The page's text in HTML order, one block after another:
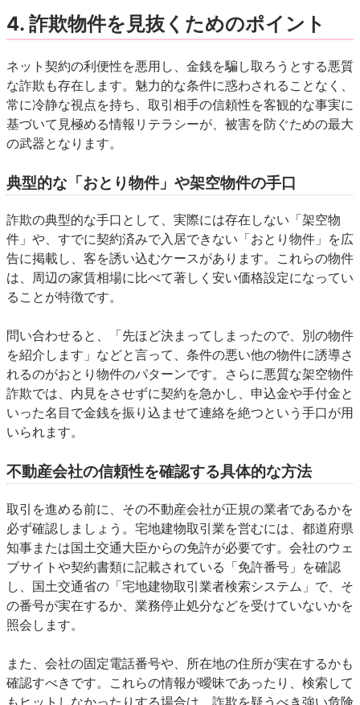
4. 詐欺物件を見抜くためのポイント
ネット契約の利便性を悪用し、金銭を騙し取ろうとする悪質
な詐欺も存在します。魅力的な条件に惑わされることなく、
常に冷静な視点を持ち、取引相手の信頼性を客観的な事実に
基づいて見極める情報リテラシーが、被害を防ぐための最大
の武器となります。
典型的な「おとり物件」や架空物件の手口
詐欺の典型的な手口として、実際には存在しない「架空物
件」や、すでに契約済みで入居できない「おとり物件」を広
告に掲載し、客を誘い込むケースがあります。これらの物件
は、周辺の家賃相場に比べて著しく安い価格設定になってい
ることが特徴です。
問い合わせると、「先ほど決まってしまったので、別の物件
を紹介します」などと言って、条件の悪い他の物件に誘導さ
れるのがおとり物件のパターンです。さらに悪質な架空物件
詐欺では、内見をさせずに契約を急かし、申込金や手付金と
いった名目で金銭を振り込ませて連絡を絶つという手口が用
いられます。
不動産会社の信頼性を確認する具体的な方法
取引を進める前に、その不動産会社が正規の業者であるかを
必ず確認しましょう。宅地建物取引業を営むには、都道府県
知事または国土交通大臣からの免許が必要です。会社のウェ
ブサイトや契約書類に記載されている「免許番号」を確認
し、国土交通省の「宅地建物取引業者検索システム」で、そ
の番号が実在するか、業務停止処分などを受けていないかを
照会します。
また、会社の固定電話番号や、所在地の住所が実在するかも
確認すべきです。これらの情報が曖昧であったり、検索して